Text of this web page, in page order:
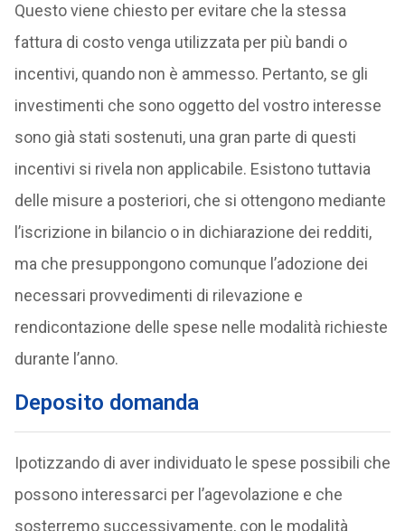
Questo viene chiesto per evitare che la stessa
fattura di costo venga utilizzata per più bandi o
incentivi, quando non è ammesso. Pertanto, se gli
investimenti che sono oggetto del vostro interesse
sono già stati sostenuti, una gran parte di questi
incentivi si rivela non applicabile. Esistono tuttavia
delle misure a posteriori, che si ottengono mediante
l’iscrizione in bilancio o in dichiarazione dei redditi,
ma che presuppongono comunque l’adozione dei
necessari provvedimenti di rilevazione e
rendicontazione delle spese nelle modalità richieste
durante l’anno.
Deposito domanda
Ipotizzando di aver individuato le spese possibili che
possono interessarci per l’agevolazione e che
sosterremo successivamente, con le modalità